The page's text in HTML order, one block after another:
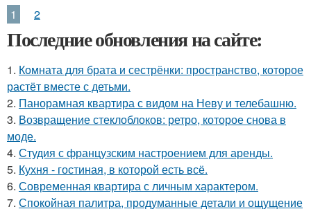
1 2
Последние обновления на сайте:
1. Комната для брата и сестрёнки: пространство, которое
растёт вместе с детьми.
2. Панорамная квартира с видом на Неву и телебашню.
3. Возвращение стеклоблоков: ретро, которое снова в
моде.
4. Студия с французским настроением для аренды.
5. Кухня - гостиная, в которой есть всё.
6. Современная квартира с личным характером.
7. Спокойная палитра, продуманные детали и ощущение